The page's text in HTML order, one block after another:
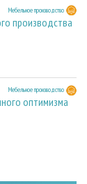
Мебельное производство
производства
Мебельное производство
оптимизма